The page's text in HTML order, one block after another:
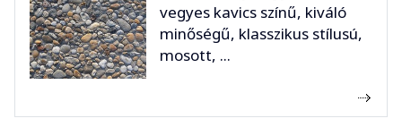
vegyes kavics színű, kiváló
minőségű, klasszikus stílusú,
mosott, ...